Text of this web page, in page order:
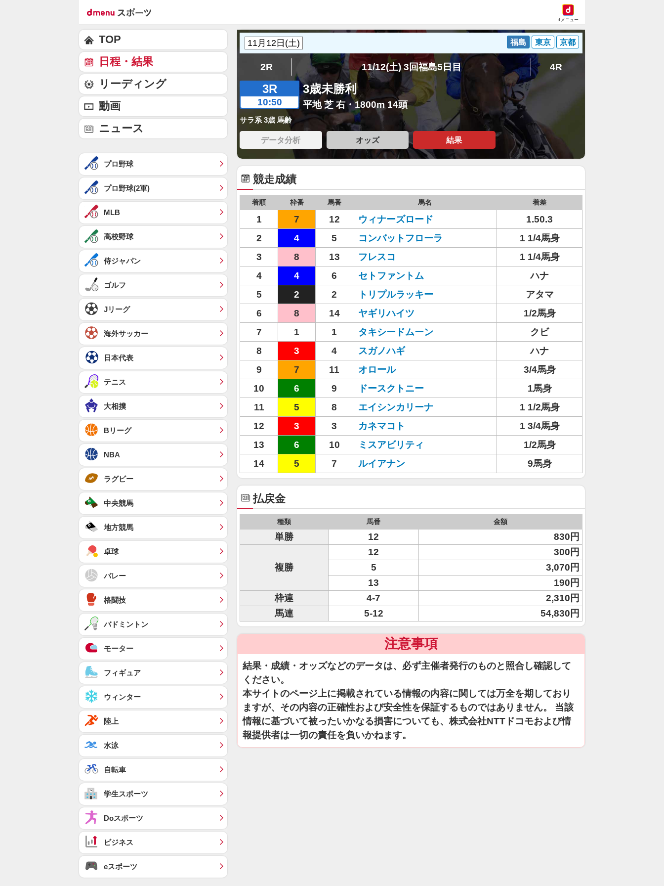
dメニュー
福島 東京 京都
2R 11/12(土) 3回福島5日目 4R
3R
10:50
3歳未勝利
平地 芝 右・1800m 14頭
サラ系 3歳 馬齢
データ分析 オッズ 結果
競走成績
着順 枠番 馬番 馬名 着差
1 7 12 ウィナーズロード
1.50.3
2
4 5 コンバットフローラ
1 1/4馬身
3
8 13 フレスコ
1 1/4馬身
4
4 6 セトファントム
ハナ
5
2 2 トリプルラッキー
アタマ
6
8 14 ヤギリハイツ
1/2馬身
7
1 1 タキシードムーン
クビ
8
3 4 スガノハギ
ハナ
9
7 11 オロール
3/4馬身
10
6 9 ドースクトニー
1馬身
11
5 8 エイシンカリーナ
1 1/2馬身
12
3 3 カネマコト
1 3/4馬身
13
6 10 ミスアビリティ
1/2馬身
14
5 7 ルイアナン 9馬身
払戻金
種類 馬番 金額
単勝 12 830円
複勝
12
300円
5
3,070円
13
190円
枠連
4-7
2,310円
馬連
5-12 54,830円
注意事項
結果・成績・オッズなどのデータは、必ず主催者発行のものと照合し確認して
ください。
本サイトのページ上に掲載されている情報の内容に関しては万全を期しており
ますが、その内容の正確性および安全性を保証するものではありません。 当該
情報に基づいて被ったいかなる損害についても、株式会社NTTドコモおよび情
報提供者は一切の責任を負いかねます。
TOP
日程・結果
リーディング
動画
ニュース
プロ野球
プロ野球(2軍)
MLB
高校野球
侍ジャパン
ゴルフ
Jリーグ
海外サッカー
日本代表
テニス
大相撲
Bリーグ
NBA
ラグビー
中央競馬
地方競馬
卓球
バレー
格闘技
バドミントン
モーター
フィギュア
ウィンター
陸上
水泳
自転車
学生スポーツ
Doスポーツ
ビジネス
eスポーツ